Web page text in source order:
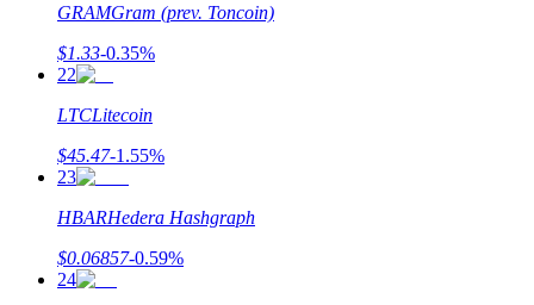
Découvrez comment gagner un revenu passif
Bitrue
AI
GRAMGram (prev. Toncoin)
$1.33-0.35%
22
LTCLitecoin
$45.47-1.55%
23
HBARHedera Hashgraph
$0.06857-0.59%
24